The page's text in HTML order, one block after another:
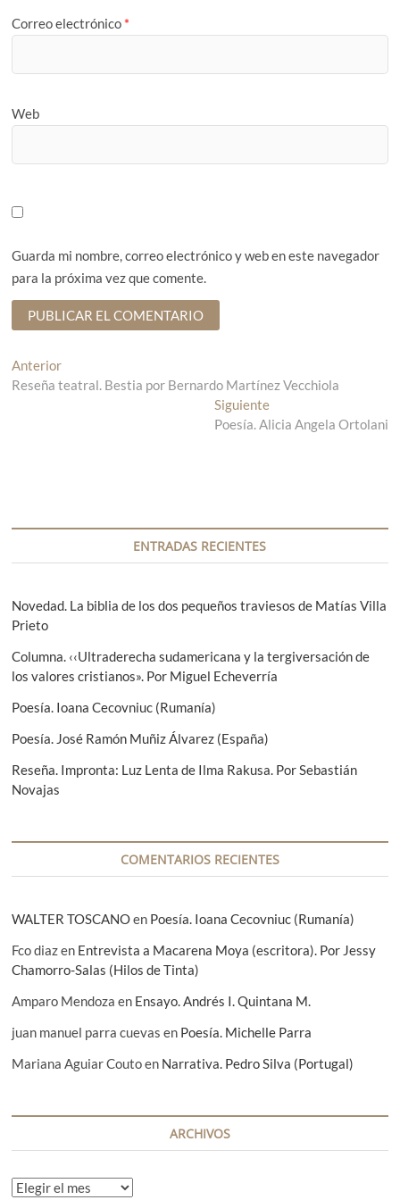
Correo electrónico *
Web
Guarda mi nombre, correo electrónico y web en este navegador
para la próxima vez que comente.
N
a
i
ó
n
d
e
e
n
t
r
a
s
Anterior
n
e
i
:
Reseña teatral. Bestia por Bernardo Martínez Vecchiola
SiguienteE
n
i
u
n
t
Poesía. Alicia Angela Ortolani
ENTRADAS RECIENTES
Novedad. La biblia de los dos pequeños traviesos de Matías Villa
Prieto
Columna. ‹‹Ultraderecha sudamericana y la tergiversación de
los valores cristianos». Por Miguel Echeverría
Poesía. Ioana Cecovniuc (Rumanía)
Poesía. José Ramón Muñiz Álvarez (España)
Reseña. Impronta: Luz Lenta de Ilma Rakusa. Por Sebastián
Novajas
COMENTARIOS RECIENTES
WALTER TOSCANOen Poesía. Ioana Cecovniuc (Rumanía)
Fco diazen Entrevista a Macarena Moya (escritora). Por Jessy
Chamorro-Salas (Hilos de Tinta)
Amparo Mendoza en Ensayo. Andrés I. Quintana M.
juan manuel parra cuevas en Poesía. Michelle Parra
Mariana Aguiar Coutoen Narrativa. Pedro Silva (Portugal)
ARCHIVOS
A